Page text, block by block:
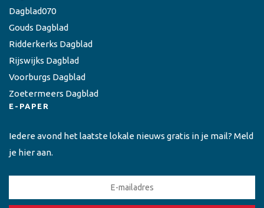
Dagblad070
Gouds Dagblad
Ridderkerks Dagblad
Rijswijks Dagblad
Voorburgs Dagblad
Zoetermeers Dagblad
E-PAPER
Iedere avond het laatste lokale nieuws gratis in je mail? Meld
je hier aan.